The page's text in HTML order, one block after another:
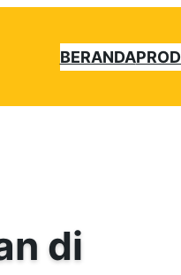
BERANDA
di